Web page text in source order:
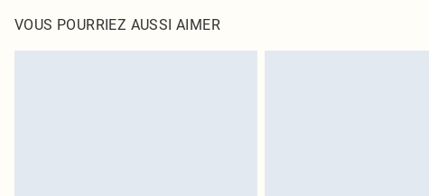
VOUS POURRIEZ AUSSI AIMER